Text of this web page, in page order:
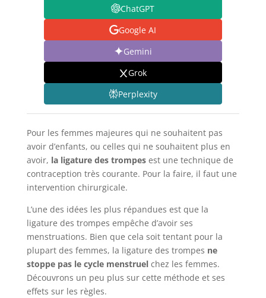
ChatGPT
Google AI
Gemini
Grok
Perplexity
Pour les femmes majeures qui ne souhaitent pas
avoir d’enfants, ou celles qui ne souhaitent plus en
avoir, la ligature des trompes est une technique de
contraception très courante. Pour la faire, il faut une
intervention chirurgicale.
L’une des idées les plus répandues est que la
ligature des trompes empêche d’avoir ses
menstruations. Bien que cela soit tentant pour la
plupart des femmes, la ligature des trompes ne
stoppe pas le cycle menstruel chez les femmes.
Découvrons un peu plus sur cette méthode et ses
effets sur les règles.